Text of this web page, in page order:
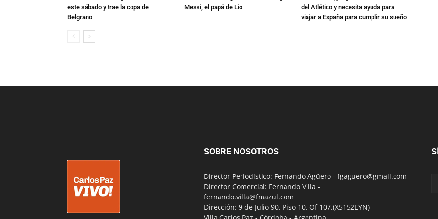
este sábado y trae la copa de
Belgrano
Messi, el papá de Lio
del Atlético y necesita ayuda para
viajar a España para cumplir su sueño
SOBRE NOSOTROS
Director Periodístico: Fernando Agüero - fgaguero@gmail.com
Director Comercial: Fernando Villa -
fernando.villa@fmazul.com
Dirección: 9 de Julio 90. Piso 10. Of 107.(X5152EYN)